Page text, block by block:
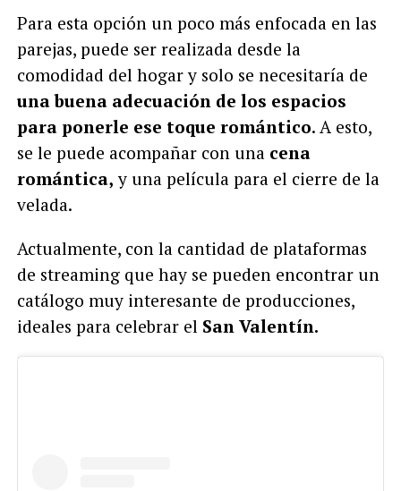
Para esta opción un poco más enfocada en las
parejas, puede ser realizada desde la
comodidad del hogar y solo se necesitaría de
una buena adecuación de los espacios
para ponerle ese toque romántico. A esto,
se le puede acompañar con unacena
romántica, y una película para el cierre de la
velada.
Actualmente, con la cantidad de plataformas
de streaming que hay se pueden encontrar un
catálogo muy interesante de producciones,
ideales para celebrar el San Valentín.